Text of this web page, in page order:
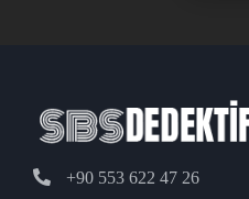
+90 553 622 47 26